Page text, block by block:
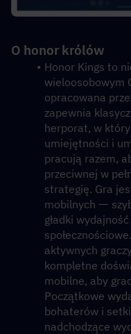
O honor królów
Honor Kings to
wieloosobowym
opracowana
zapewnia
herporat, w
umiejętności i
pracują razem,
przeciwnej w
strategię. Gra
mobilnych ᅳ
gładki
aktywnych
kompletne
mobilne, aby
Początkowe
bohaterów i
nadchodzące